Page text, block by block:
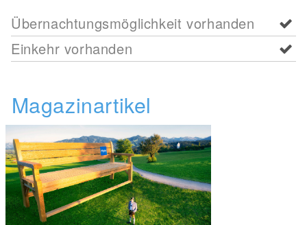
Übernachtungsmöglichkeit vorhanden
Einkehr vorhanden
Magazinartikel